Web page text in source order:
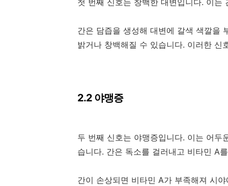
첫 번째 신호는 창백한 대변입니다. 이는
간은 담즙을 생성해 대변에 갈색 색깔을
밝거나 창백해질 수 있습니다. 이러한 신
2.2 야맹증
두 번째 신호는 야맹증입니다. 이는 어
습니다. 간은 독소를 걸러내고 비타민 A
간이 손상되면 비타민 A가 부족해져 시